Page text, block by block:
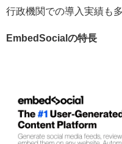
行政機関での導入実績も
EmbedSocialの特長